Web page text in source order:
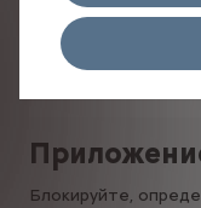
Блокируйте,